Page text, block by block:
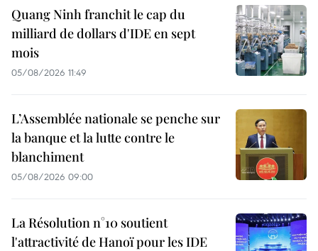
Quang Ninh franchit le cap du
milliard de dollars d'IDE en sept
mois
05/08/2026 11:49
L’Assemblée nationale se penche sur
la banque et la lutte contre le
blanchiment
05/08/2026 09:00
La Résolution n°10 soutient
l'attractivité de Hanoï pour les IDE